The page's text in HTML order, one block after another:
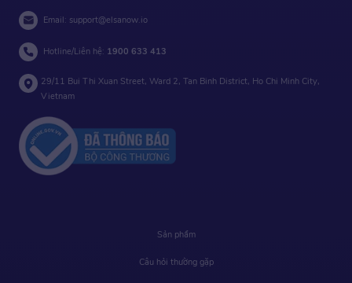
Email: support@elsanow.io
Hotline/Liên hệ: 1900 633 413
29/11 Bui Thi Xuan Street, Ward 2, Tan Binh District, Ho Chi Minh City,
Vietnam
Sản phẩm
Câu hỏi thường gặp